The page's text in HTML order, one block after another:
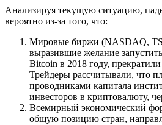
Анализируя текущую ситуацию,
вероятно из-за того, что:
Мировые биржи (NASDAQ,
выразившие желание
Bitcoin в 2018 году,
Трейдеры рассчитывали, что
проводниками капитала
инвесторов в криптовалюту,
Всемирный экономический
общую позицию стран,